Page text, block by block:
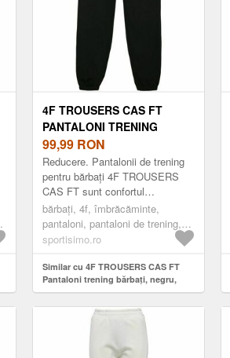
4F TROUSERS CAS FT
PANTALONI TRENING
BĂRBAȚI, NEGRU, MĂRIME
99,99 RON
Reducere. Pantalonii de trening
pentru bărbați 4F TROUSERS
CAS FT sunt confortul
personificat. Datorită stilului
minimalist, pot fi purtați la
serviciu, la p...
bărbați, 4f, îmbrăcăminte,
pantaloni, pantaloni de trening,
fashion, negru
sportisimo.ro
Similar cu 4F TROUSERS CAS FT
Pantaloni trening bărbați, negru,
mărime